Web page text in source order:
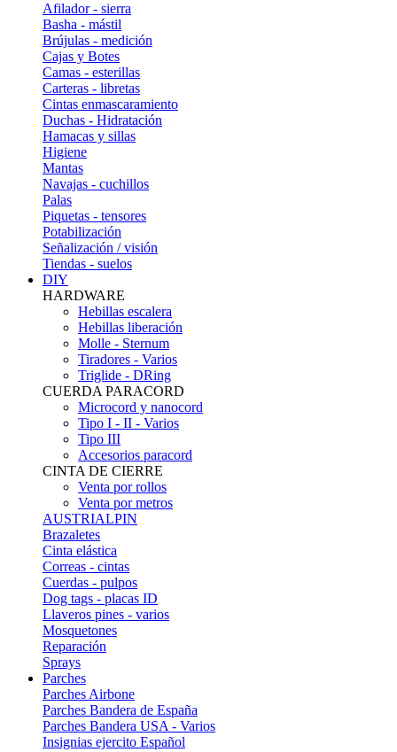
Afilador - sierra
Basha - mástil
Brújulas - medición
Cajas y Botes
Camas - esterillas
Carteras - libretas
Cintas enmascaramiento
Duchas - Hidratación
Hamacas y sillas
Higiene
Mantas
Navajas - cuchillos
Palas
Piquetas - tensores
Potabilización
Señalización / visión
Tiendas - suelos
DIY
HARDWARE
Hebillas escalera
Hebillas liberación
Molle - Sternum
Tiradores - Varios
Triglide - DRing
CUERDA PARACORD
Microcord y nanocord
Tipo I - II - Varios
Tipo III
Accesorios paracord
CINTA DE CIERRE
Venta por rollos
Venta por metros
AUSTRIALPIN
Brazaletes
Cinta elástica
Correas - cintas
Cuerdas - pulpos
Dog tags - placas ID
Llaveros pines - varios
Mosquetones
Reparación
Sprays
Parches
Parches Airbone
Parches Bandera de España
Parches Bandera USA - Varios
Insignias ejercito Español